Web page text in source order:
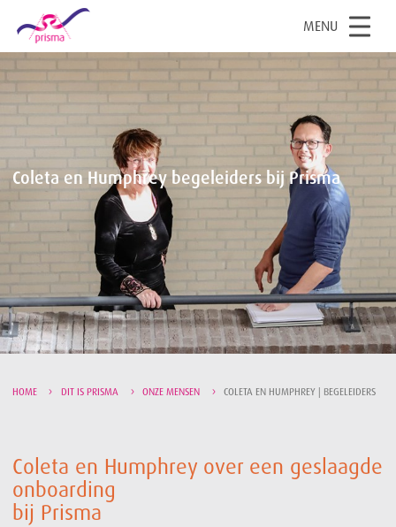
OPEN
MENU
Coleta en Humphrey begeleiders bij Prisma
Boven
HOME DIT IS PRISMA ONZE MENSEN COLETA EN HUMPHREY | BEGELEIDERS
Coleta en Humphrey over een geslaagde
onboarding
bij Prisma